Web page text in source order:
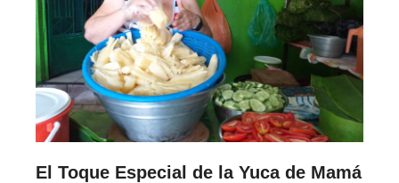
El Toque Especial de la Yuca de Mamá